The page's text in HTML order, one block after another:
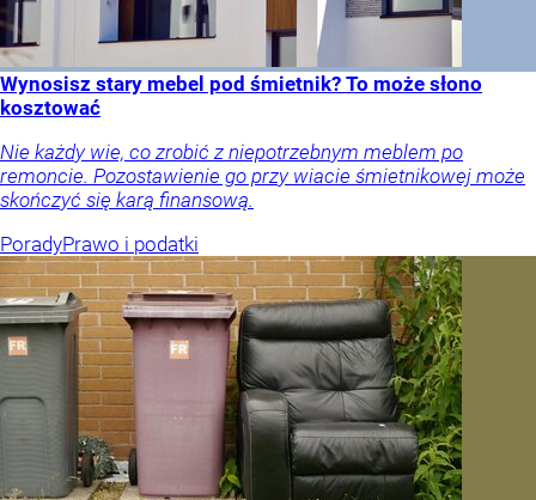
Wynosisz stary mebel pod śmietnik? To może słono
kosztować
Nie każdy wie, co zrobić z niepotrzebnym meblem po
remoncie. Pozostawienie go przy wiacie śmietnikowej może
skończyć się karą finansową.
PoradyPrawo i podatki